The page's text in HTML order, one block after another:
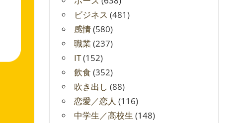
ビジネス (481)
感情(580)
職業 (237)
IT(152)
飲食 (352)
吹き出し (88)
恋愛／恋人 (116)
中学生／高校生 (148)